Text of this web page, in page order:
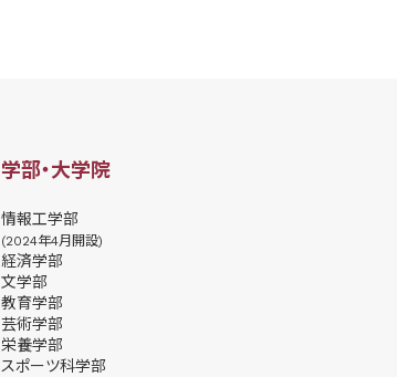
学部・大学院
情報工学部
(2024年4月開設)
経済学部
文学部
教育学部
芸術学部
栄養学部
スポーツ科学部